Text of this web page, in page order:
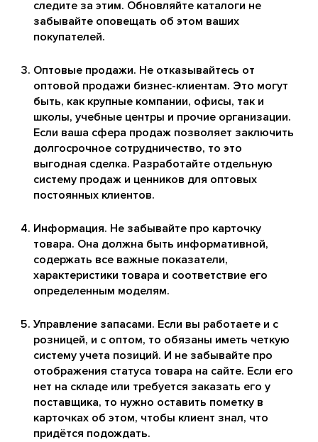
следите за этим. Обновляйте каталоги не
забывайте оповещать об этом ваших
покупателей.
Оптовые продажи. Не отказывайтесь от
оптовой продажи бизнес-клиентам. Это могут
быть, как крупные компании, офисы, так и
школы, учебные центры и прочие организации.
Если ваша сфера продаж позволяет заключить
долгосрочное сотрудничество, то это
выгодная сделка. Разработайте отдельную
систему продаж и ценников для оптовых
постоянных клиентов.
Информация. Не забывайте про карточку
товара. Она должна быть информативной,
содержать все важные показатели,
характеристики товара и соответствие его
определенным моделям.
Управление запасами. Если вы работаете и с
розницей, и с оптом, то обязаны иметь четкую
систему учета позиций. И не забывайте про
отображения статуса товара на сайте. Если его
нет на складе или требуется заказать его у
поставщика, то нужно оставить пометку в
карточках об этом, чтобы клиент знал, что
придётся подождать.